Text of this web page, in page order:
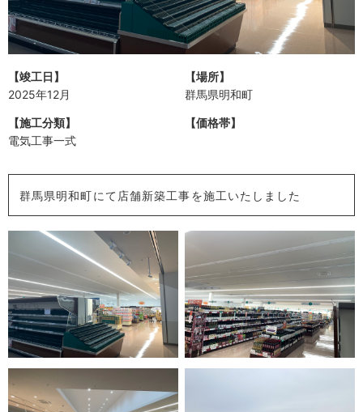
【竣工日】
2025年12月
【場所】
群馬県明和町
【施工分類】
電気工事一式
【価格帯】
群馬県明和町にて店舗新築工事を施工いたしました